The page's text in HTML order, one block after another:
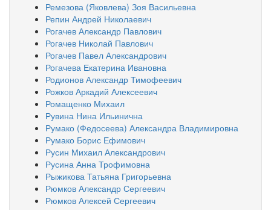
Ремезова (Яковлева) Зоя Васильевна
Репин Андрей Николаевич
Рогачев Александр Павлович
Рогачев Николай Павлович
Рогачев Павел Александрович
Рогачева Екатерина Ивановна
Родионов Александр Тимофеевич
Рожков Аркадий Алексеевич
Ромащенко Михаил
Рувина Нина Ильинична
Румако (Федосеева) Александра Владимировна
Румако Борис Ефимович
Русин Михаил Александрович
Русина Анна Трофимовна
Рыжикова Татьяна Григорьевна
Рюмков Александр Сергеевич
Рюмков Алексей Сергеевич